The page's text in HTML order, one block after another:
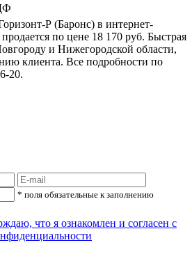
Р (Баронс) в интернет-
по цене 18 170 руб. Быстрая
и Нижегородской области,
клиента. Все подробности по
20.
* поля обязательные к заполнению
что я ознакомлен и согласен с